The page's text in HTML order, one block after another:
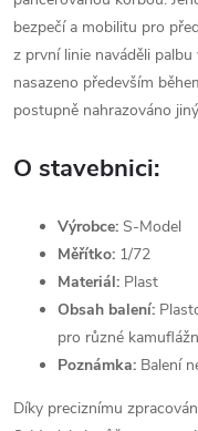
bezpečí a mobilitu pro
z první linie naváděli
nasazeno především
postupně nahrazováno
O stavebnici:
Výrobce: S-Model
Měřítko: 1/72
Materiál: Plast
Obsah balení:
pro různé
Poznámka: Balení
Díky preciznímu